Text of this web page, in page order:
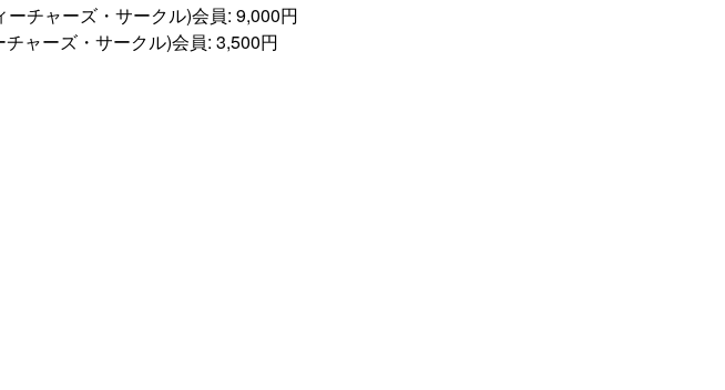
チャーズ・サークル)会員: 9,000円
ャーズ・サークル)会員: 3,500円